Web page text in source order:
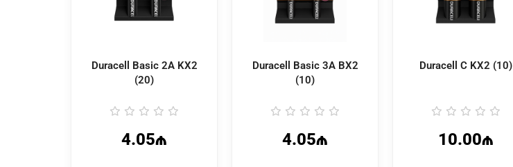
Duracell Basic 2A KX2
(20)
4.05₼
Duracell Basic 3A BX2
(10)
4.05₼
Duracell C KX2 (10)
10.00₼